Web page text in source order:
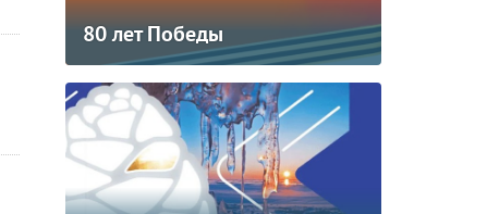
80 лет Победы